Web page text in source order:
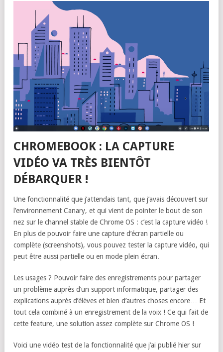
CHROMEBOOK : LA CAPTURE
VIDÉO VA TRÈS BIENTÔT
DÉBARQUER !
Une fonctionnalité que j’attendais tant, que j’avais découvert sur
l’environnement Canary, et qui vient de pointer le bout de son
nez sur le channel stable de Chrome OS : c’est la capture vidéo !
En plus de pouvoir faire une capture d’écran partielle ou
complète (screenshots), vous pouvez tester la capture vidéo, qui
peut être aussi partielle ou en mode plein écran.
Les usages ? Pouvoir faire des enregistrements pour partager
un problème auprès d’un support informatique, partager des
explications auprès d’élèves et bien d’autres choses encore… Et
tout cela combiné à un enregistrement de la voix ! Ce qui fait de
cette feature, une solution assez complète sur Chrome OS !
Voici une vidéo test de la fonctionnalité que j’ai publié hier sur